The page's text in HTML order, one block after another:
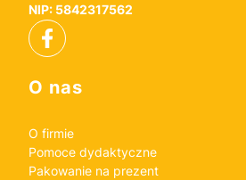
NIP: 5842317562
Linki w stopce
O nas
O firmie
Pomoce dydaktyczne
Pakowanie na prezent